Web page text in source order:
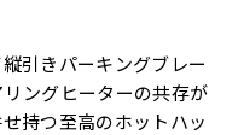
引きパーキングブレー
ングヒーターの共存が
持つ至高のホットハッ